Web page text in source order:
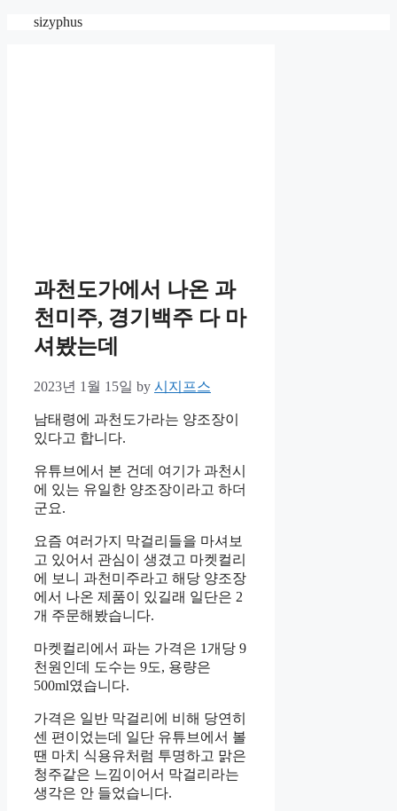
sizyphus
과천도가에서 나온 과
천미주, 경기백주 다 마
셔봤는데
2023년 1월 15일 by 시지프스
남태령에 과천도가라는 양조장이
있다고 합니다.
유튜브에서 본 건데 여기가 과천시
에 있는 유일한 양조장이라고 하더
군요.
요즘 여러가지 막걸리들을 마셔보
고 있어서 관심이 생겼고 마켓컬리
에 보니 과천미주라고 해당 양조장
에서 나온 제품이 있길래 일단은 2
개 주문해봤습니다.
마켓컬리에서 파는 가격은 1개당 9
천원인데 도수는 9도, 용량은
500ml였습니다.
가격은 일반 막걸리에 비해 당연히
센 편이었는데 일단 유튜브에서 볼
땐 마치 식용유처럼 투명하고 맑은
청주같은 느낌이어서 막걸리라는
생각은 안 들었습니다.